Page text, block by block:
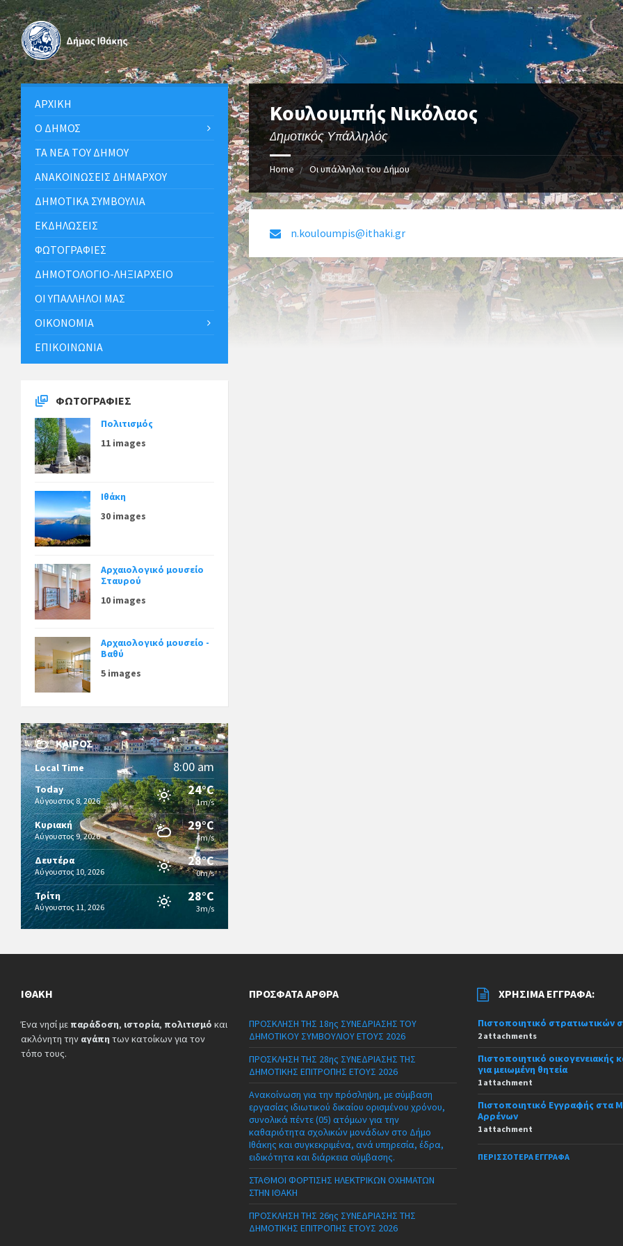
Κουλουμπής Νικόλαος
Δημοτικός Υπάλληλός
Home Οι υπάλληλοι του Δήμου
n.kouloumpis@ithaki.gr
ΑΡΧΙΚΉ
Ο ΔΉΜΟΣ
ΤΑ ΝΈΑ ΤΟΥ ΔΉΜΟΥ
ΑΝΑΚΟΙΝΩΣΕΙΣ ΔΗΜΑΡΧΟΥ
ΔΗΜΟΤΙΚΆ ΣΥΜΒΟΎΛΙΑ
ΕΚΔΗΛΏΣΕΙΣ
ΦΩΤΟΓΡΑΦΊΕΣ
ΔΗΜΟΤΟΛΌΓΙΟ-ΛΗΞΙΑΡΧΕΊΟ
ΟΙ ΥΠΆΛΛΗΛΟΙ ΜΑΣ
ΟΙΚΟΝΟΜΊΑ
ΕΠΙΚΟΙΝΩΝΊΑ
ΦΩΤΟΓΡΑΦΊΕΣ
Πολιτισμός
11 images
Ιθάκη
30 images
Αρχαιολογικό μουσείο
Σταυρού
10 images
Αρχαιολογικό μουσείο -
Βαθύ
5 images
ΚΑΙΡΌΣ
Local Time 8:00 am
Today
Αύγουστος 8, 2026
24°C
1m/s
Κυριακή
Αύγουστος 9, 2026
29°C
4m/s
Δευτέρα
Αύγουστος 10, 2026
28°C
0m/s
Τρίτη
Αύγουστος 11, 2026
28°C
3m/s
ΙΘΆΚΗ
Ένα νησί με παράδοση, ιστορία, πολιτισμό και
ακλόνητη την αγάπη των κατοίκων για τον
τόπο τους.
ΠΡΌΣΦΑΤΑ ΆΡΘΡΑ
ΠΡΟΣΚΛΗΣΗ ΤΗΣ 18ης ΣΥΝΕΔΡΙΑΣΗΣ ΤΟΥ
ΔΗΜΟΤΙΚΟΥ ΣΥΜΒΟΥΛΙΟΥ ΕΤΟΥΣ 2026
ΠΡΟΣΚΛΗΣΗ ΤΗΣ 28ης ΣΥΝΕΔΡΙΑΣΗΣ ΤΗΣ
ΔΗΜΟΤΙΚΗΣ ΕΠΙΤΡΟΠΗΣ ΕΤΟΥΣ 2026
Ανακοίνωση για την πρόσληψη, με σύμβαση
εργασίας ιδιωτικού δικαίου ορισμένου χρόνου,
συνολικά πέντε (05) ατόμων για την
καθαριότητα σχολικών μονάδων στο Δήμο
Ιθάκης και συγκεκριμένα, ανά υπηρεσία, έδρα,
ειδικότητα και διάρκεια σύμβασης.
ΣΤΑΘΜΟΙ ΦΟΡΤΙΣΗΣ ΗΛΕΚΤΡΙΚΩΝ ΟΧΗΜΑΤΩΝ
ΣΤΗΝ ΙΘΑΚΗ
ΠΡΟΣΚΛΗΣΗ ΤΗΣ 26ης ΣΥΝΕΔΡΙΑΣΗΣ ΤΗΣ
ΔΗΜΟΤΙΚΗΣ ΕΠΙΤΡΟΠΗΣ ΕΤΟΥΣ 2026
ΧΡΉΣΙΜΑ ΈΓΓΡΑΦΑ:
Πιστοποιητικό στρατιωτικών
2 attachments
Πιστοποιητικό οικογενειακής
για μειωμένη θητεία
1 attachment
Πιστοποιητικό Εγγραφής στα
Αρρένων
1 attachment
ΠΕΡΙΣΣΌΤΕΡΑ ΈΓΓΡΑΦΑ